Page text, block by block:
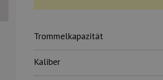
Trommelkapazität
Kaliber